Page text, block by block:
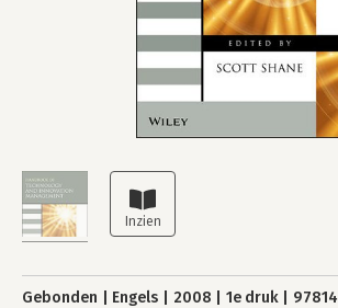
Gebonden Engels 2008 1e druk